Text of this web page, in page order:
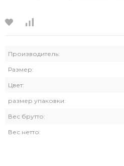
Производитель:
Размер:
Цвет:
размер упаковки:
Вес брутто:
Вес нетто: